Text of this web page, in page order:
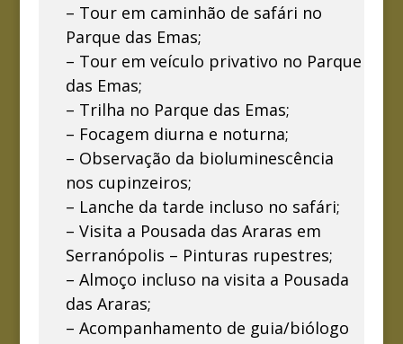
– Tour em caminhão de safári no
Parque das Emas;
– Tour em veículo privativo no Parque
das Emas;
– Trilha no Parque das Emas;
– Focagem diurna e noturna;
– Observação da bioluminescência
nos cupinzeiros;
– Lanche da tarde incluso no safári;
– Visita a Pousada das Araras em
Serranópolis – Pinturas rupestres;
– Almoço incluso na visita a Pousada
das Araras;
– Acompanhamento de guia/biólogo